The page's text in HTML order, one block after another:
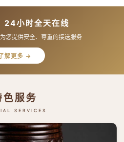
24小时全天在线
您提供安全、尊重的接送服务
解更多 →
色服务
SERVICES